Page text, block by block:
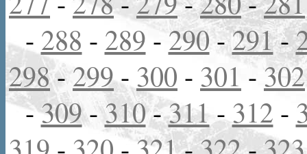
- 288 - 289 -290-291-
298-299- 300 - 301 - 302
-309-310-311- 312 -